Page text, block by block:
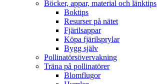
Böcker, appar, material och länktips
Boktips
Resurser på nätet
Fjärilsappar
Köpa fjärilsprylar
Bygg själv
Pollinatörsövervakning
Träna på pollinatörer
Blomflugor